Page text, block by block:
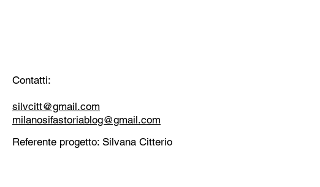
Contatti:
silvcitt@gmail.com
milanosifastoriablog@gmail.com
Referente progetto: Silvana Citterio